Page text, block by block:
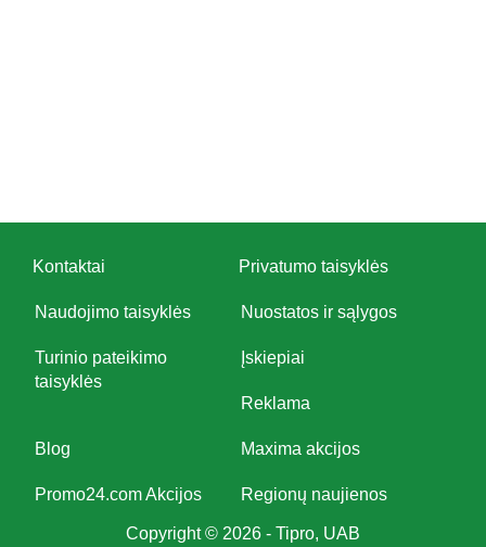
Kontaktai Privatumo taisyklės
Naudojimo taisyklės Nuostatos ir sąlygos
Turinio pateikimo
taisyklės
Įskiepiai
Reklama
Blog Maxima akcijos
Promo24.com Akcijos Regionų naujienos
Copyright © 2026 - Tipro, UAB